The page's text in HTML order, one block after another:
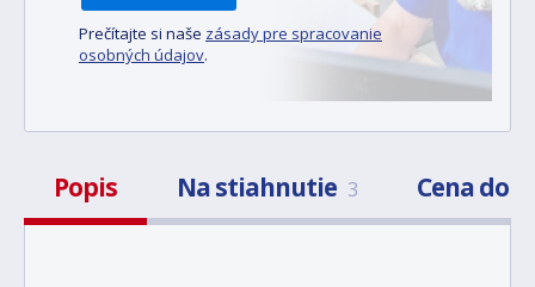
Prečítajte si naše zásady pre spracovanie
osobných údajov.
Popis Na stiahnutie 3 Cena